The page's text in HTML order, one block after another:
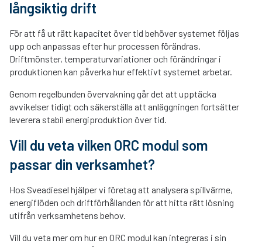
långsiktig drift
För att få ut rätt kapacitet över tid behöver systemet följas
upp och anpassas efter hur processen förändras.
Driftmönster, temperaturvariationer och förändringar i
produktionen kan påverka hur effektivt systemet arbetar.
Genom regelbunden övervakning går det att upptäcka
avvikelser tidigt och säkerställa att anläggningen fortsätter
leverera stabil energiproduktion över tid.
Vill du veta vilken ORC modul som
passar din verksamhet?
Hos Sveadiesel hjälper vi företag att analysera spillvärme,
energiflöden och driftförhållanden för att hitta rätt lösning
utifrån verksamhetens behov.
Vill du veta mer om hur en ORC modul kan integreras i sin